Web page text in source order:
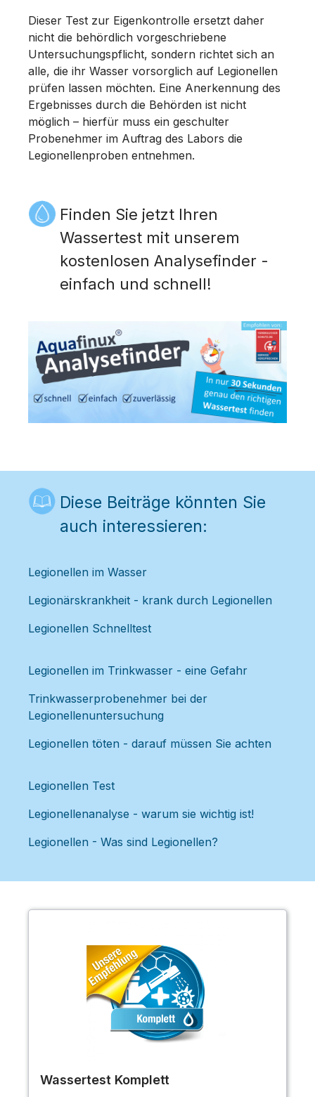
Dieser Test zur Eigenkontrolle ersetzt daher
nicht die behördlich vorgeschriebene
Untersuchungspflicht, sondern richtet sich an
alle, die ihr Wasser vorsorglich auf Legionellen
prüfen lassen möchten. Eine Anerkennung des
Ergebnisses durch die Behörden ist nicht
möglich – hierfür muss ein geschulter
Probenehmer im Auftrag des Labors die
Legionellenproben entnehmen.
Finden Sie jetzt Ihren
Wassertest mit unserem
kostenlosen Analysefinder -
einfach und schnell!
Diese Beiträge könnten Sie
auch interessieren:
Legionellen im Wasser
Legionärskrankheit - krank durch Legionellen
Legionellen Schnelltest
Legionellen im Trinkwasser - eine Gefahr
Trinkwasserprobenehmer bei der
Legionellenuntersuchung
Legionellen töten - darauf müssen Sie achten
Legionellen Test
Legionellenanalyse - warum sie wichtig ist!
Legionellen - Was sind Legionellen?
Wassertest Komplett